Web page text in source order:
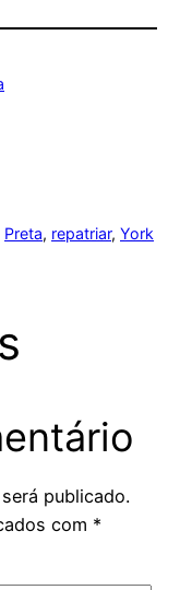
Preta, repatriar, York
publicado.
com *